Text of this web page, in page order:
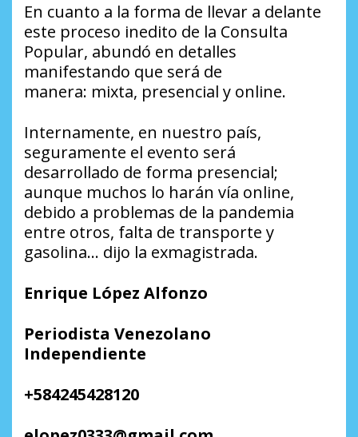
En cuanto a la forma de llevar a delante
este proceso inedito de la Consulta
Popular, abundó en detalles
manifestando que será de
manera: mixta, presencial y online.
Internamente, en nuestro país,
seguramente el evento será
desarrollado de forma presencial;
aunque muchos lo harán vía online,
debido a problemas de la pandemia
entre otros, falta de transporte y
gasolina… dijo la exmagistrada.
Enrique López Alfonzo
Periodista Venezolano
Independiente
+584245428120